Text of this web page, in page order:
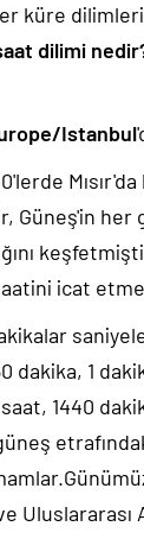
küre
dilimi
Istanbul
Mısır'da
Güneş'in
icat
dakika, 1
1440